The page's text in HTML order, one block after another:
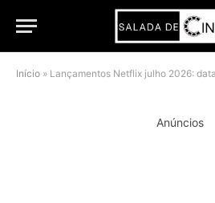
Início » Lançamentos Netflix julho 2026:
Anúncios